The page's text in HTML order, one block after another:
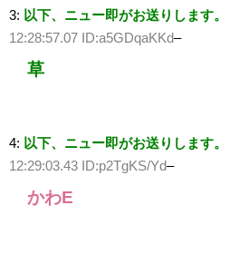
3: 以下、ニュー即がお送りします。
12:28:57.07 ID:a5GDqaKKd–
草
4: 以下、ニュー即がお送りします。
12:29:03.43 ID:p2TgKS/Yd–
かわE